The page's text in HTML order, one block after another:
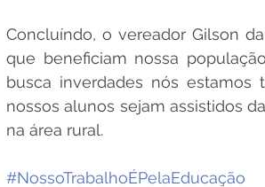
Concluíndo, o vereador Gilson
que beneficiam nossa
busca inverdades nós
nossos alunos sejam assistidos
na área rural.
#NossoTrabalhoÉPelaEducação